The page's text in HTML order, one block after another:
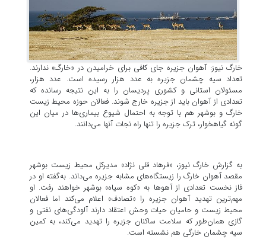
خارگ نیوز: آهوان جزیره جای کافی برای خرامیدن در «خارگ» ندارند.
تعداد سیه چشمان جزیره به عدد هزار رسیده است. عدد هزار،
مسئولان استانی و کشوری پردیسان را به این نتیجه رسانده که
تعدادی از آهوان باید از جزیره خارج شوند. فعالان حوزه محیط زیست
خارگ و بوشهر هم با توجه به احتمال شیوع بیماری‌ها در میان این
گونه گیاهخوار، ترک جزیره را تنها راه نجات آنها می‌دانند.
به گزارش خارگ نیوز، «فرهاد قلی نژاد» مدیرکل محیط زیست بوشهر
مقصد آهوان خارگ را زیستگاه‌های مشابه جزیره می‌داند. به‌گفته او در
فاز نخست تعدادی از آهوها به «کوه سیاه» بوشهر خواهند رفت. او
مهم‌ترین تهدید آهوان جزیره را «تصادف» اعلام می‌کند اما فعالان
محیط زیست و حامیان حیات وحش اعتقاد دارند آلودگی‌های نفتی و
گازی همان‌طور که سلامت ساکنان جزیره را تهدید می‌کند، به کمین
سیه چشمان خارگی هم نشسته است.